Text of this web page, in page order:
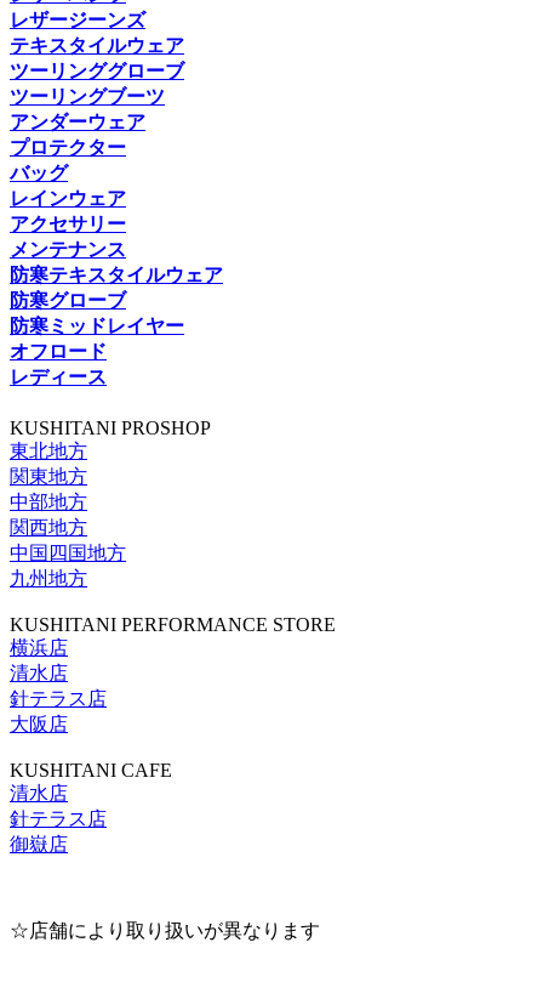
レザージーンズ
テキスタイルウェア
ツーリンググローブ
ツーリングブーツ
アンダーウェア
プロテクター
バッグ
レインウェア
アクセサリー
メンテナンス
防寒テキスタイルウェア
防寒グローブ
防寒ミッドレイヤー
オフロード
レディース
KUSHITANI PROSHOP
東北地方
関東地方
中部地方
関西地方
中国四国地方
九州地方
KUSHITANI PERFORMANCE STORE
横浜店
清水店
針テラス店
大阪店
KUSHITANI CAFE
清水店
針テラス店
御嶽店
☆店舗により取り扱いが異なります